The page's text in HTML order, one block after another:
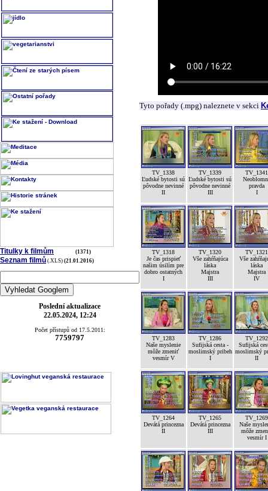
Titulky k filmům (1371)
Seznam filmů (.XLS) (21.01.2016)
Poslední aktualizace
22.05.2024, 12:24
Počet přístupů od 17.5.2011:
7759797
Tyto pořady (.mpg) naleznete v sekci
TV_1338
Ľudské bytosti sú
pôvodne nevinné
II
TV_1339
Ľudské bytosti sú
pôvodne nevinné
III
TV_1341
pravda
I
TV_1318
Je čas prispieť
našim úsilím pre
dobro ostatných
I
TV_1320
Vše zahŕňajúca
láska
Majstra
III
TV_1321
Vše
láska
Majstra
IV
TV_1283
Naše myslenie
môže zmeniť
vesmír V
TV_1286
Sufijská cesta -
moslimský pribeh
I
TV_1292
Sufijská
moslimský
II
TV_1264
Devátá princezna
II
TV_1265
Devátá princezna
III
TV_1269
Naše
môže
vesmír I